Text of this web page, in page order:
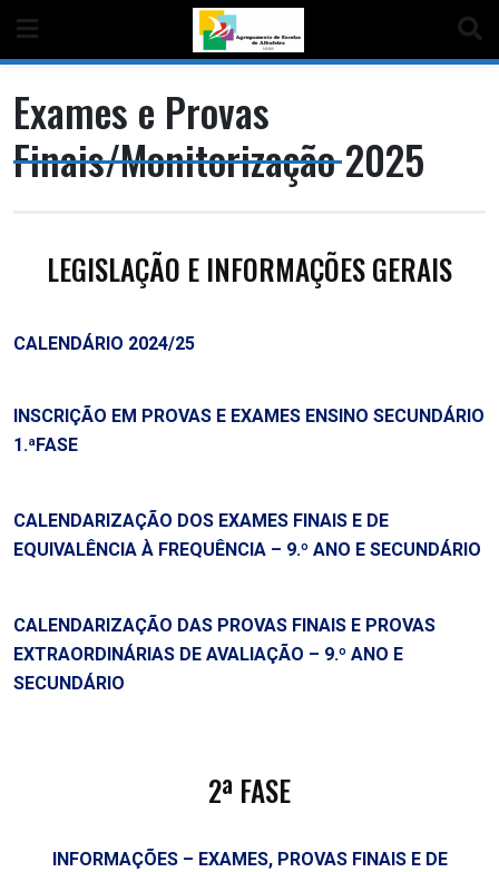
Exames e Provas
Finais/Monitorização 2025
LEGISLAÇÃO E INFORMAÇÕES GERAIS
CALENDÁRIO 2024/25
INSCRIÇÃO EM PROVAS E EXAMES ENSINO SECUNDÁRIO
1.ªFASE
CALENDARIZAÇÃO DOS EXAMES FINAIS E DE
EQUIVALÊNCIA À FREQUÊNCIA – 9.º ANO E SECUNDÁRIO
CALENDARIZAÇÃO DAS PROVAS FINAIS E PROVAS
EXTRAORDINÁRIAS DE AVALIAÇÃO – 9.º ANO E
SECUNDÁRIO
2ª FASE
INFORMAÇÕES – EXAMES, PROVAS FINAIS E DE